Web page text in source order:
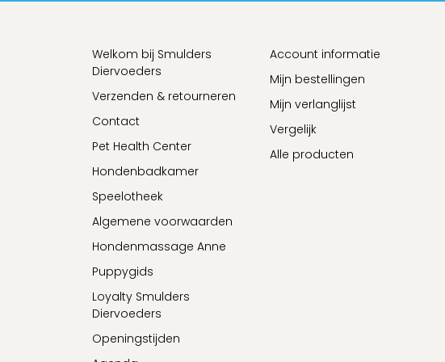
Welkom bij Smulders
Diervoeders
Verzenden & retourneren
Contact
Pet Health Center
Hondenbadkamer
Speelotheek
Algemene voorwaarden
Hondenmassage Anne
Puppygids
Loyalty Smulders
Diervoeders
Openingstijden
Account informatie
Mijn bestellingen
Mijn verlanglijst
Vergelijk
Alle producten